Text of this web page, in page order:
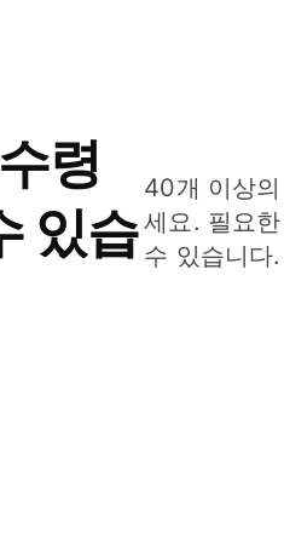
령
있습
40개 이상
세요. 필요
수 있습니다.